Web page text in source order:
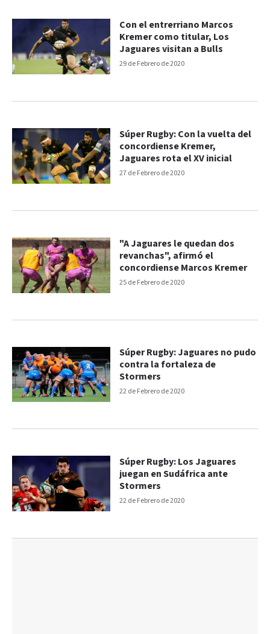
29 de Febrero de 2020
Con el entrerriano Marcos
Kremer como titular, Los
Jaguares visitan a Bulls
27 de Febrero de 2020
Súper Rugby: Con la vuelta del
concordiense Kremer,
Jaguares rota el XV inicial
25 de Febrero de 2020
"A Jaguares le quedan dos
revanchas", afirmó el
concordiense Marcos Kremer
22 de Febrero de 2020
Súper Rugby: Jaguares no pudo
contra la fortaleza de
Stormers
22 de Febrero de 2020
Súper Rugby: Los Jaguares
juegan en Sudáfrica ante
Stormers